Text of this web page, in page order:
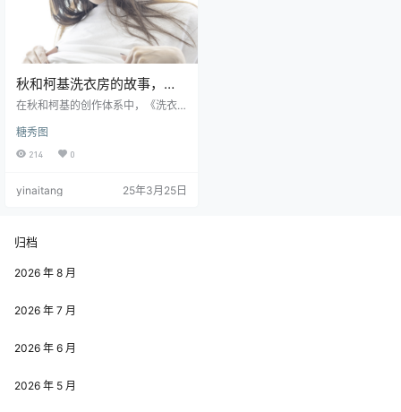
秋和柯基洗衣房的故事，
《洗衣房的室友姐姐》
在秋和柯基的创作体系中，《洗衣
视角，展现了她对角色扮演与场景
融合的深刻理解。这部作品通过平
品以洗衣房为核心场景，通过 28 张
饰，在洗衣房的环境中自然互动。
这种场景选择打破了传统角色扮演
中最熟悉的空间，通过晾晒衣物、
糖秀图
214 0
yinaitang 25年3月25日
归档
2026 年 8 月
2026 年 7 月
2026 年 6 月
2026 年 5 月